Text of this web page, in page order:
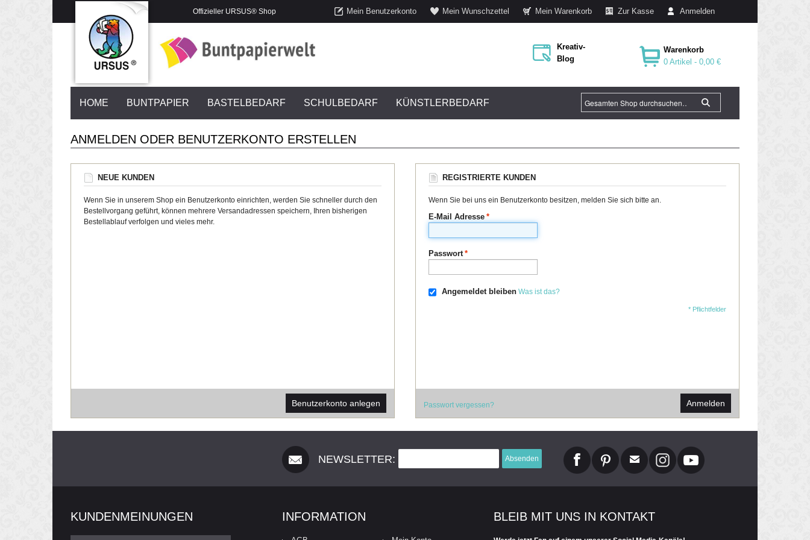
Offizieller URSUS® Shop Mein Benutzerkonto Mein Wunschzettel Mein Warenkorb Zur Kasse Anmelden
Kreativ-
Blog
Warenkorb
0 Artikel -0,00 €
HOME BUNTPAPIER BASTELBEDARF SCHULBEDARF KÜNSTLERBEDARF
ANMELDEN ODER BENUTZERKONTO ERSTELLEN
NEUE KUNDEN
Wenn Sie in unserem Shop ein Benutzerkonto einrichten, werden Sie schneller durch den
Bestellvorgang geführt, können mehrere Versandadressen speichern, Ihren bisherigen
Bestellablauf verfolgen und vieles mehr.
REGISTRIERTE KUNDEN
Wenn Sie bei uns ein Benutzerkonto besitzen, melden Sie sich bitte an.
*
E-Mail Adresse
*
Passwort
Angemeldet bleiben Was ist das?
* Pflichtfelder
Benutzerkonto anlegen Passwort vergessen? Anmelden
NEWSLETTER: Absenden
KUNDENMEINUNGEN INFORMATION BLEIB MIT UNS IN KONTAKT